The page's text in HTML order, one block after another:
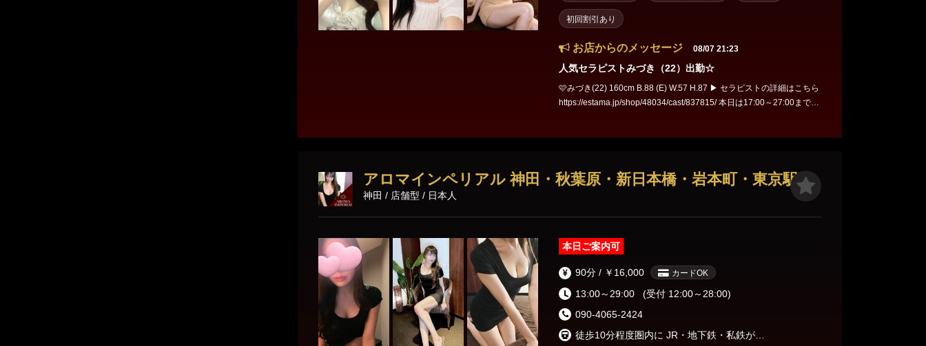
初回割引あり
お店からのメッセージ 08/07 21:23
人気セラピストみづき（22）出勤☆
🩷みづき(22) 160cm B.88 (E) W.57 H.87 ▶ セラピストの詳細はこちら
https://estama.jp/shop/48034/cast/837815/ 本日は17:00～27:00まで！
アロマインペリアル 神田・秋葉原・新日本橋・岩本町・東京駅
神田 / 店舗型 / 日本人
本日ご案内可
90分 / ￥16,000 カードOK
13:00～29:00
(受付 12:00～28:00)
090-4065-2424